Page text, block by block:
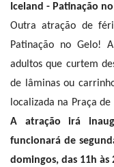
Iceland - Patinação
Outra atração de
Patinação no Gelo!
adultos que curtem
de lâminas ou
localizada na Praça
A atração irá
funcionará de
domingos, das 11h